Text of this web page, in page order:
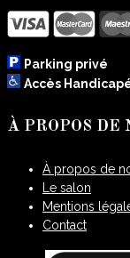
Parking privé
Accès
À PROPOS DE
À propos de
Le salon
Mentions
Contact